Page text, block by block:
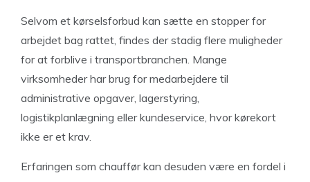
Selvom et kørselsforbud kan sætte en stopper for
arbejdet bag rattet, findes der stadig flere muligheder
for at forblive i transportbranchen. Mange
virksomheder har brug for medarbejdere til
administrative opgaver, lagerstyring,
logistikplanlægning eller kundeservice, hvor kørekort
ikke er et krav.
Erfaringen som chauffør kan desuden være en fordel i